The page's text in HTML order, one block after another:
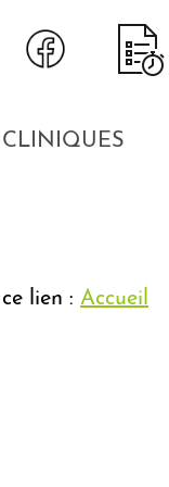
CLINIQUES
lien : Accueil